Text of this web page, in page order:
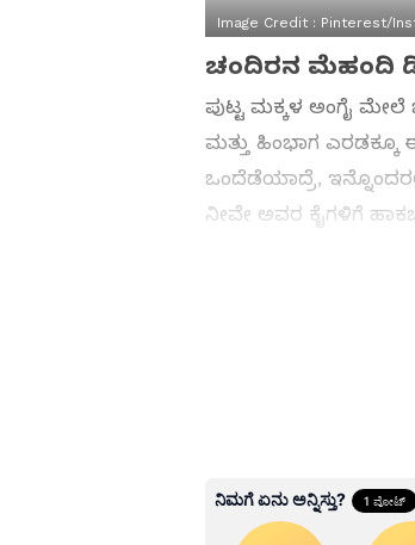
Image Credit : Pinterest/
ಚಂದಿರನ ಮೆಹಂದಿ
ಪುಟ್ಟ ಮಕ್ಕಳ ಅಂಗೈ
ಮತ್ತು ಹಿಂಭಾಗ
ಒಂದೆಡೆಯಾದ್ರೆ,
ನೀವೇ ಅವರ ಕೈಗಳಿಗೆ